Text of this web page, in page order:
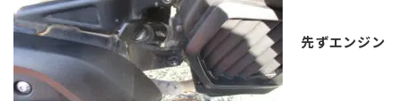
先ずエンジン